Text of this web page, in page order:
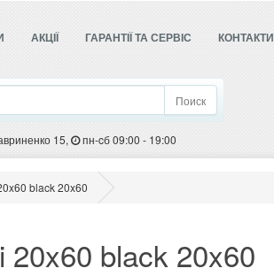
АКЦІЇ ГАРАНТІЇ ТА СЕРВІС КОНТАКТИ
Поиск
15, пн-cб 09:00 - 19:00
black 20x60
20x60 black 20x60